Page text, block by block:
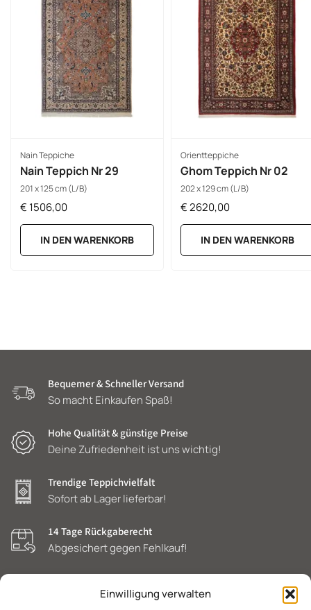
Einwilligung verwalten
Nain Teppiche
Nain Teppich Nr 29
201 x 125 cm (L/B)
€ 1506,00
IN DEN WARENKORB
Orientteppiche
Ghom Teppich Nr 02
202 x 129 cm (L/B)
€2620,00
IN DEN WARENKORB
Bequemer & Schneller Versand
So macht Einkaufen Spaß!
Hohe Qualität & günstige Preise
Deine Zufriedenheit ist uns wichtig!
Trendige Teppichvielfalt
Sofort ab Lager lieferbar!
14 Tage Rückgaberecht
Abgesichert gegen Fehlkauf!